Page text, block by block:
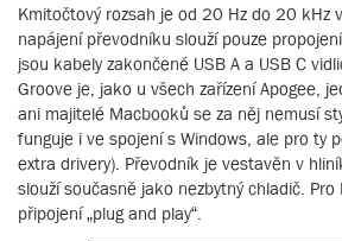
Kmitočtový rozsah je od 20 Hz do 20 kHz
napájení převodníku slouží pouze
jsou kabely zakončené USB A a USB C
Groove je, jako u všech zařízení Apogee,
ani majitelé Macbooků se za něj nemusí
funguje i ve spojení s Windows, ale pro ty
extra drivery). Převodník je vestavěn v
slouží současně jako nezbytný chladič.
připojení „plug and play“.